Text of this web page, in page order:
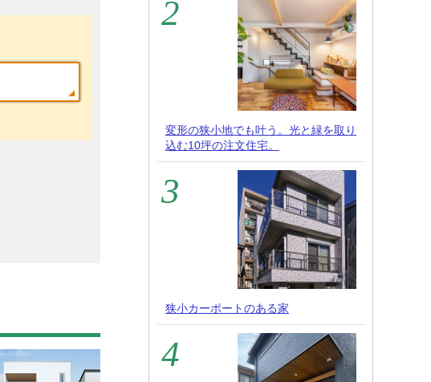
変形の狭小地でも叶う。光と緑を取り
込む10坪の注文住宅。
狭小カーポートのある家